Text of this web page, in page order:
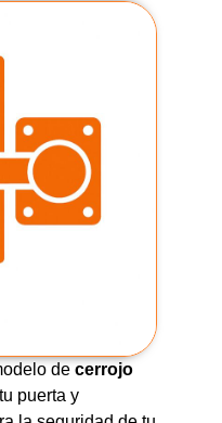
de cerrojo
puerta y